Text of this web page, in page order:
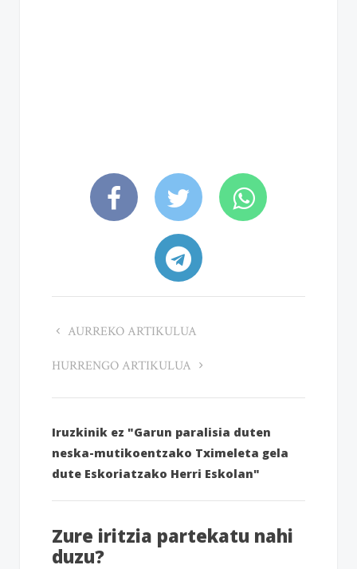
AURREKO ARTIKULUA
HURRENGO ARTIKULUA
Iruzkinik ez "Garun paralisia duten
neska-mutikoentzako Tximeleta gela
dute Eskoriatzako Herri Eskolan"
Zure iritzia partekatu nahi
duzu?